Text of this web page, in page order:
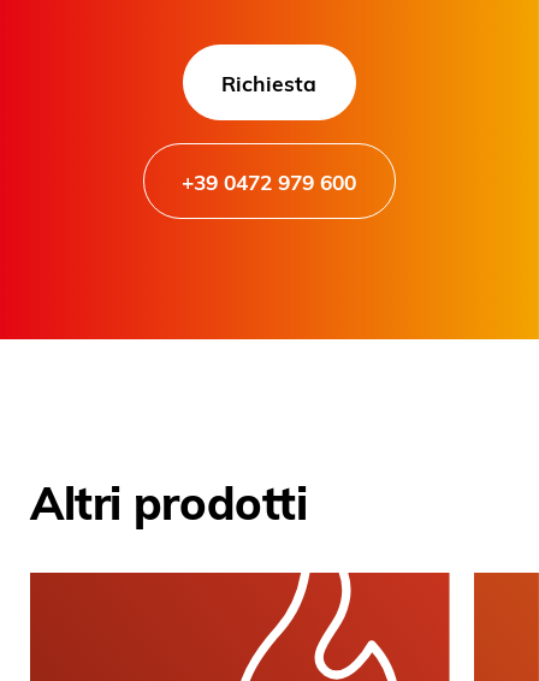
Richiesta
+39 0472 979 600
Altri prodotti